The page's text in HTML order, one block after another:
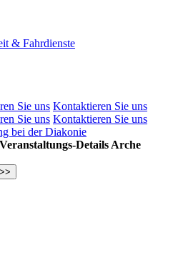
& Fahrdienste
Sie uns Kontaktieren Sie uns
Sie uns Kontaktieren Sie uns
bei der Diakonie
Veranstaltungs-Details Arche
>>